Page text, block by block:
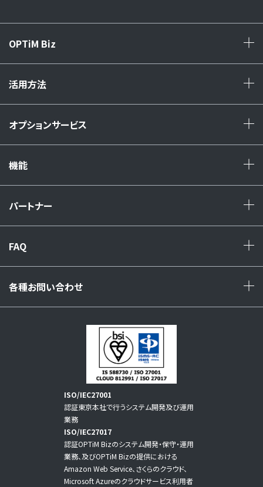
OPTiM Biz
活用方法
オプションサービス
機能
パートナー
FAQ
各種お問い合わせ
ISO/IEC27001
認証東京本社で行うシステム開発及び運用
業務
ISO/IEC27017
認証OPTiM Bizのシステム開発・保守・運用
業務、及びOPTiM Bizの提供における
Amazon Web Service、さくらのクラウド、
Microsoft Azureのクラウドサービス利用者